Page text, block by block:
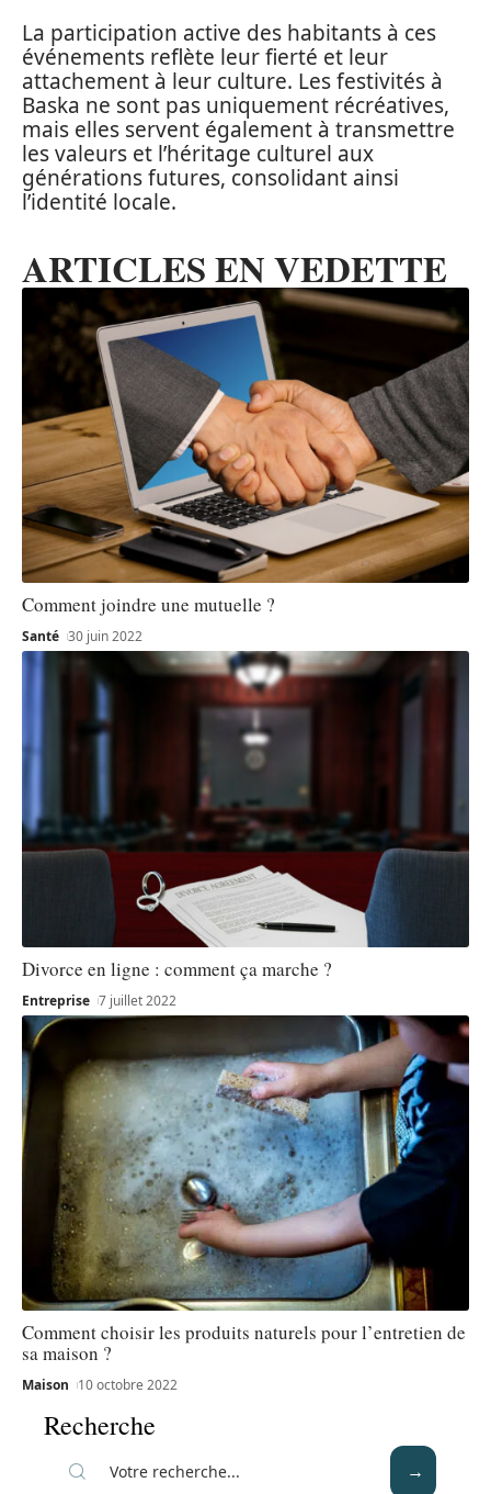
La participation active des habitants à ces
événements reflète leur fierté et leur
attachement à leur culture. Les festivités à
Baska ne sont pas uniquement récréatives,
mais elles servent également à transmettre
les valeurs et l’héritage culturel aux
générations futures, consolidant ainsi
l’identité locale.
ARTICLES EN VEDETTE
Comment joindre une mutuelle ?
Santé 30 juin 2022
Divorce en ligne : comment ça marche ?
Entreprise 7 juillet 2022
Comment choisir les produits naturels pour l’entretien de
sa maison ?
Maison 10 octobre 2022
Recherche